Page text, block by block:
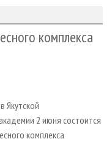
комплекса
Якутской
2 июня состоится
комплекса